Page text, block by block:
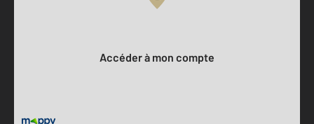
Accéder à mon compte